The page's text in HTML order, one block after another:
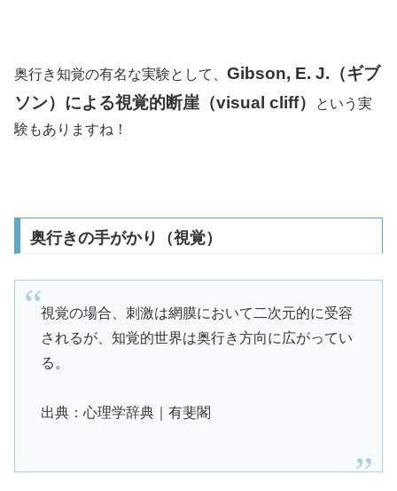
奥行き知覚の有名な実験として、 Gibson, E. J.（ギブ
ソン）による視覚的断崖（visual cliff）
という実
験もありますね！
奥行きの手がかり（視覚）
視覚の場合、刺激は網膜において二次元的に受容
されるが、知覚的世界は奥行き方向に広がってい
る。
出典：心理学辞典｜有斐閣